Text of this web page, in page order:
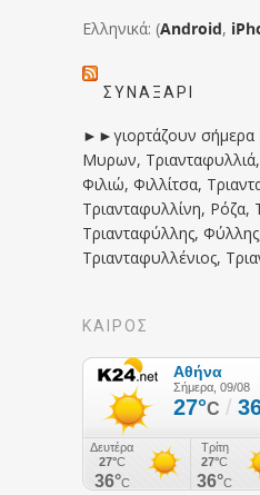
Ελληνικά: (Android,
ΣΥΝΑΞΆΡΙ
►►γιορτάζουν σήμερα
Μυρων,
Φιλιώ, Φιλλίτσα,
Τριανταφυλλίνη, Ρόζα,
Τριανταφύλλης,
Τριανταφυλλένιος,
ΚΑΙΡΟΣ